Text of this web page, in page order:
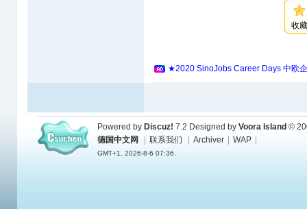
收
★2020 SinoJobs Career Days 中欧
Powered by Discuz! 7.2 Designed by Voora Island ©
德国中文网
联系我们 Archiver WAP
GMT+1, 2026-8-6 07:36.